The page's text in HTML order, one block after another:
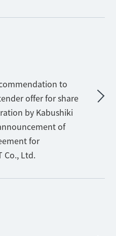
to
offer for share
by Kabushiki
of
for
Co., Ltd.